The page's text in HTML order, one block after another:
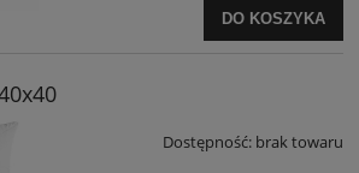
DO KOSZYKA
Dostępność: brak towaru